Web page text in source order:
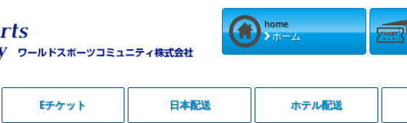
home
ホーム
Eチケット 日本配送 ホテル配送